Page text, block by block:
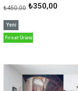
₺350,00
₺450,00
Yeni
Ürün
Fırsat Ürünü